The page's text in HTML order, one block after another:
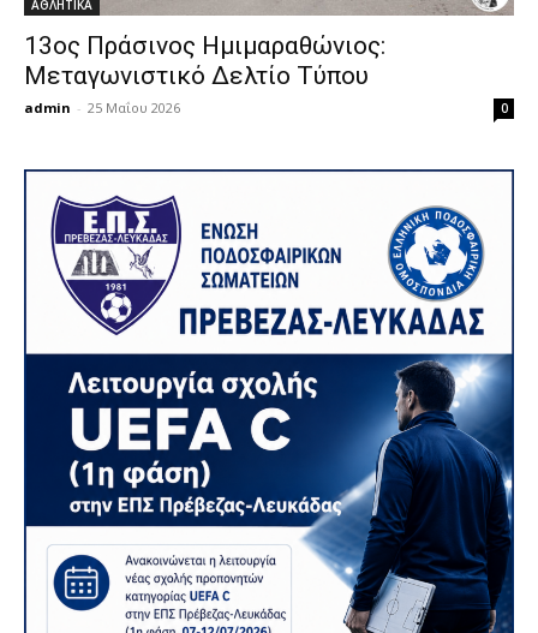
ΑΘΛΗΤΙΚΑ
13ος Πράσινος Ημιμαραθώνιος:
Μεταγωνιστικό Δελτίο Τύπου
admin - 25 Μαΐου 2026 0